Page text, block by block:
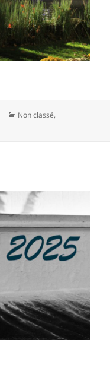
Catégories
Non classé,